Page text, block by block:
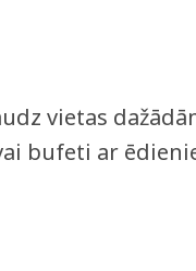
vietas
bufeti ar